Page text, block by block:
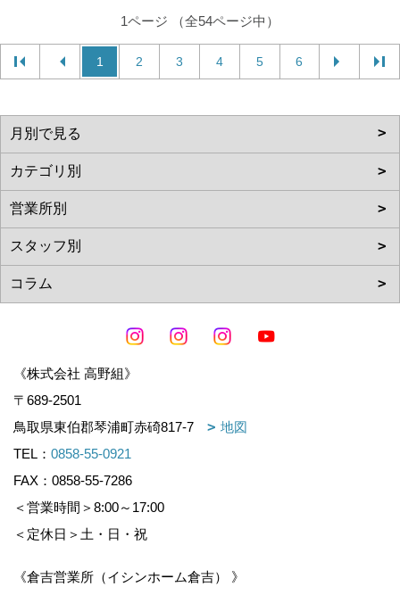
1ページ （全54ページ中）
1 2 3 4 5 6
《株式会社 高野組》
〒689-2501
鳥取県東伯郡琴浦町赤碕817-7
地図
TEL： 0858-55-0921
FAX：0858-55-7286
＜営業時間＞8:00～17:00
＜定休日＞土・日・祝
《倉吉営業所（イシンホーム倉吉） 》